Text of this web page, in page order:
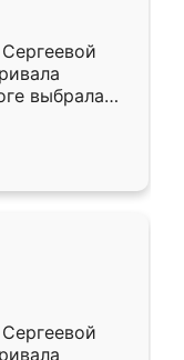
выбрала
потом
объяснил
с
осталась
и ожидала.